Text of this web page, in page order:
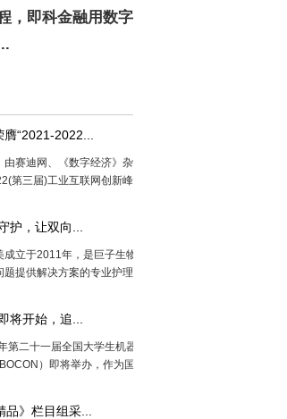
，即科金融用数字
“2021-2022...
由赛迪网、《数字经济》杂志主办
第三届)工业互联网创新峰会在...
护，让双向...
成立于2011年，是巨子生物旗下为
题提供解决方案的专业护理品牌...
将开始，追...
第二十一届全国大学生机器人大赛
）即将举办，作为国内技
》栏目组采...